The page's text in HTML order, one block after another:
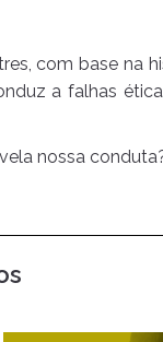
com base na
a falhas
nossa